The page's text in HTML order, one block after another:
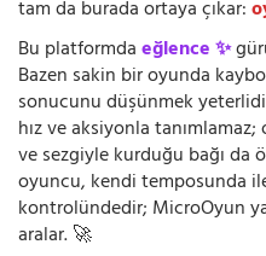
tam da burada ortaya çıkar:
Bu platformdaeğlence ✨
Bazen sakin bir oyunda
sonucunu düşünmek
hız ve aksiyonla
ve sezgiyle kurduğu bağı da
oyuncu, kendi temposunda
kontrolündedir; MicroOyun
aralar. 🚀